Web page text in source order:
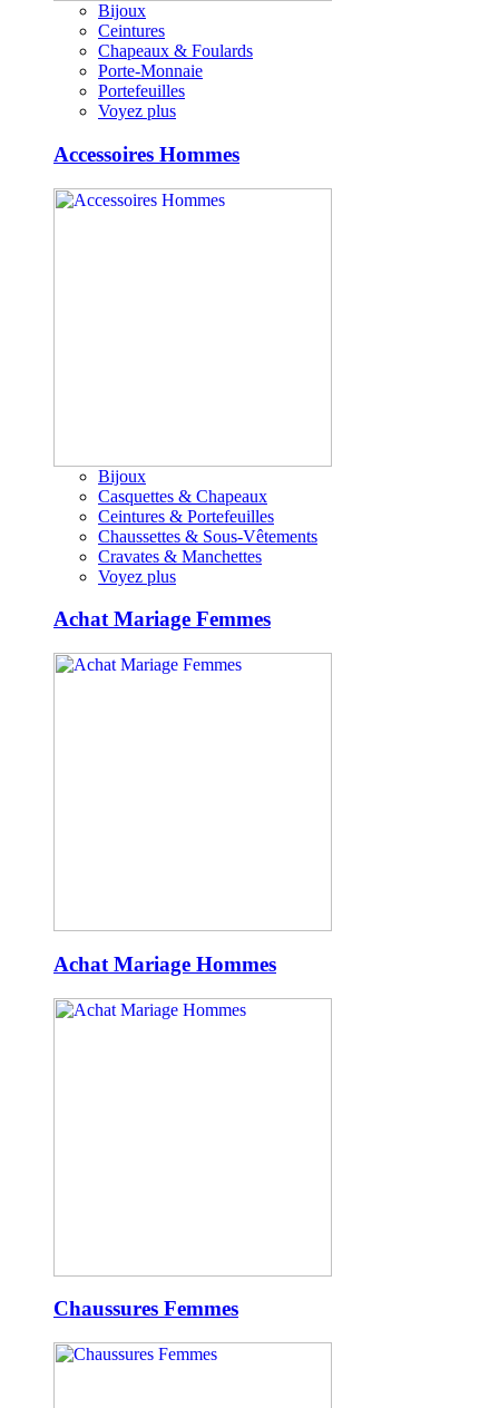
Bijoux
Ceintures
Chapeaux & Foulards
Porte-Monnaie
Portefeuilles
Voyez plus
Accessoires Hommes
Bijoux
Casquettes & Chapeaux
Ceintures & Portefeuilles
Chaussettes & Sous-Vêtements
Cravates & Manchettes
Voyez plus
Achat Mariage Femmes
Achat Mariage Hommes
Chaussures Femmes